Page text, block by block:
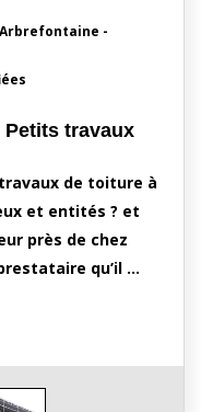
Arbrefontaine -
travaux
de toiture à
et entités ? et
près de chez
qu’il …